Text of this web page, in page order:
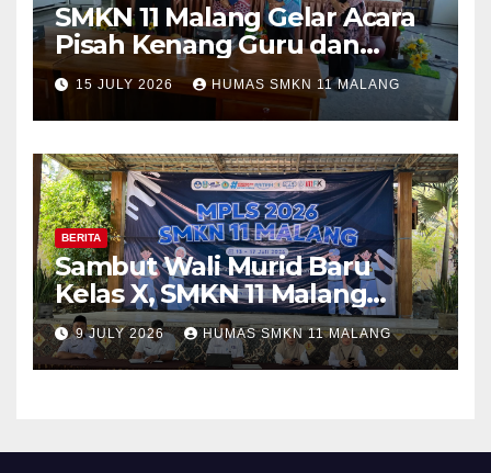
SMKN 11 Malang Gelar Acara
Pisah Kenang Guru dan
Tenaga Kependidikan yang
Purna Tugas dan Mutasi
Tugas
15 JULY 2026 HUMAS SMKN 11 MALANG
BERITA
Sambut Wali Murid Baru
Kelas X, SMKN 11 Malang
Sosialisasikan Komitmen
“MPLS Ramah”
9 JULY 2026 HUMAS SMKN 11 MALANG